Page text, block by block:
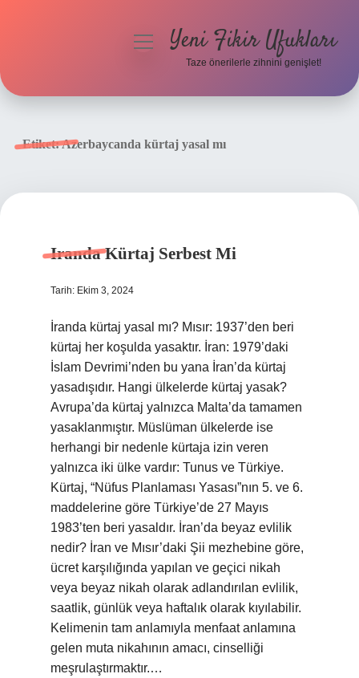
menüyüYeni Fikir Ufukları
Taze önerilerle zihnini genişlet!
Etiket:Azerbaycanda kürtaj yasal mı
Iranda Kürtaj Serbest Mi
Tarih: Ekim 3, 2024
İranda kürtaj yasal mı? Mısır: 1937’den beri
kürtaj her koşulda yasaktır. İran: 1979’daki
İslam Devrimi’nden bu yana İran’da kürtaj
yasadışıdır. Hangi ülkelerde kürtaj yasak?
Avrupa’da kürtaj yalnızca Malta’da tamamen
yasaklanmıştır. Müslüman ülkelerde ise
herhangi bir nedenle kürtaja izin veren
yalnızca iki ülke vardır: Tunus ve Türkiye.
Kürtaj, “Nüfus Planlaması Yasası”nın 5. ve 6.
maddelerine göre Türkiye’de 27 Mayıs
1983’ten beri yasaldır. İran’da beyaz evlilik
nedir? İran ve Mısır’daki Şii mezhebine göre,
ücret karşılığında yapılan ve geçici nikah
veya beyaz nikah olarak adlandırılan evlilik,
saatlik, günlük veya haftalık olarak kıyılabilir.
Kelimenin tam anlamıyla menfaat anlamına
gelen muta nikahının amacı, cinselliği
meşrulaştırmaktır.…